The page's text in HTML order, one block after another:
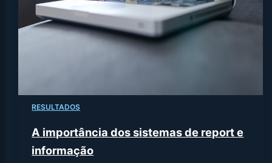
RESULTADOS
A importância dos sistemas de report e
informação